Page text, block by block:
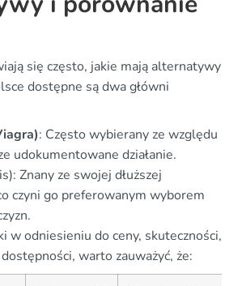
się często, jakie mają alternatywy
dostępne są dwa główni
: Często wybierany ze względu
udokumentowane działanie.
Znany ze swojej dłuższej
czyni go preferowanym wyborem
w odniesieniu do ceny, skuteczności,
warto zauważyć, że: